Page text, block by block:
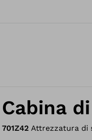
Cabina
701Z42 Attrezzatura di